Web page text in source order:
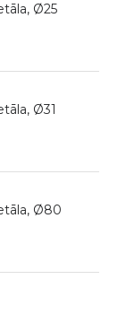
Ø25
Ø31
Ø80